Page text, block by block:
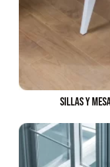
Sillas y